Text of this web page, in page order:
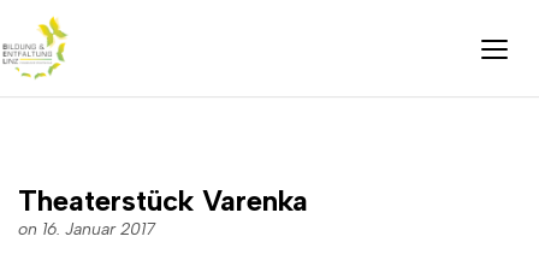
Theaterstück Varenka
on 16. Januar 2017